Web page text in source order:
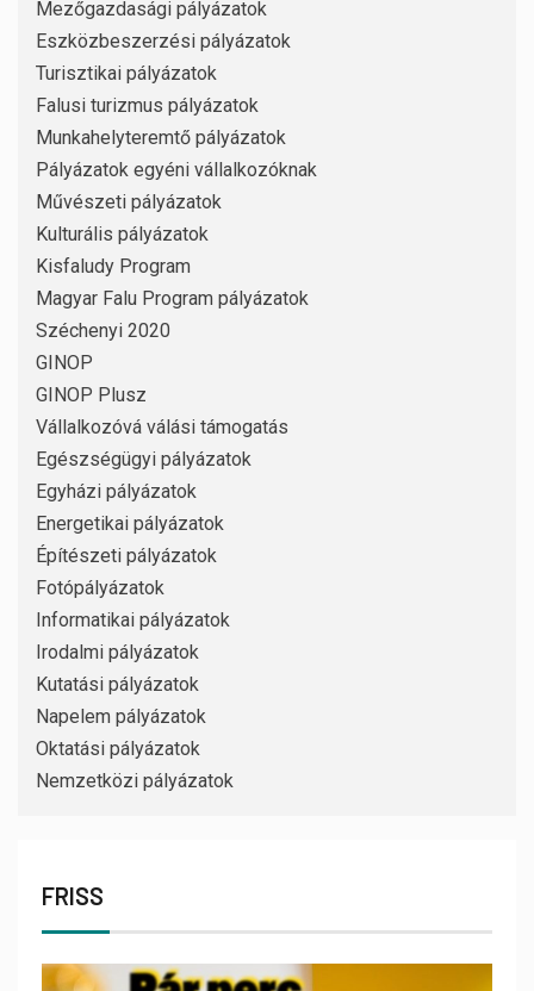
Mezőgazdasági pályázatok
Eszközbeszerzési pályázatok
Turisztikai pályázatok
Falusi turizmus pályázatok
Munkahelyteremtő pályázatok
Pályázatok egyéni vállalkozóknak
Művészeti pályázatok
Kulturális pályázatok
Kisfaludy Program
Magyar Falu Program pályázatok
Széchenyi 2020
GINOP
GINOP Plusz
Vállalkozóvá válási támogatás
Egészségügyi pályázatok
Egyházi pályázatok
Energetikai pályázatok
Építészeti pályázatok
Fotópályázatok
Informatikai pályázatok
Irodalmi pályázatok
Kutatási pályázatok
Napelem pályázatok
Oktatási pályázatok
Nemzetközi pályázatok
FRISS